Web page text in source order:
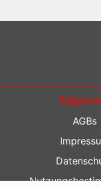
AGBs